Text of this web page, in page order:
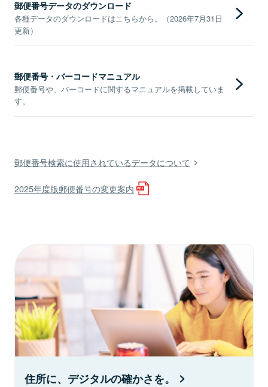
郵便番号データのダウンロード
各種データのダウンロードはこちらから。（2026年7月31日
更新）
郵便番号・バーコードマニュアル
郵便番号や、バーコードに関するマニュアルを掲載していま
す。
郵便番号検索に使用されているデータについて
2025年度版郵便番号の変更案内
住所に、デジタルの確かさを。